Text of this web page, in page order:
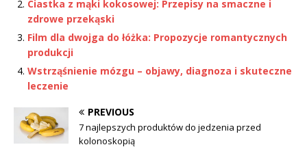
Ciastka z mąki kokosowej: Przepisy na smaczne i
zdrowe przekąski
Film dla dwojga do łóżka: Propozycje romantycznych
produkcji
Wstrząśnienie mózgu – objawy, diagnoza i skuteczne
leczenie
PREVIOUS
7 najlepszych produktów do jedzenia przed
kolonoskopią